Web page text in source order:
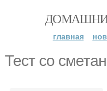
главная
Тест со